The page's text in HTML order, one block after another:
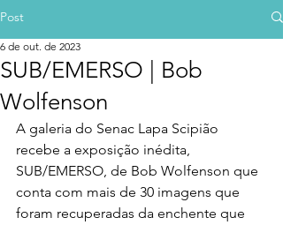
Post
SUB/EMERSO | Bob
Wolfenson
6 de out. de 2023
A galeria do Senac Lapa Scipião
recebe a exposição inédita,
SUB/EMERSO, de Bob Wolfenson que
conta com mais de 30 imagens que
foram recuperadas da enchente que